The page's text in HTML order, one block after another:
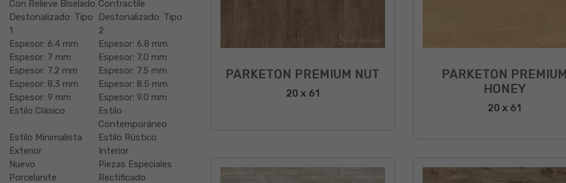
Con Relieve Biselado Contractile
Destonalizado: Tipo
1
Destonalizado: Tipo
2
Espesor: 6.4 mm
Espesor: 6.8 mm
Espesor: 7 mm
Espesor: 7.0 mm
Espesor: 7.2 mm
Espesor: 7.5 mm
Espesor: 8.3 mm
Espesor: 8.5 mm
Espesor: 9 mm
Espesor: 9.0 mm
Estilo Clásico
Estilo
Contemporáneo
Estilo Minimalista
Estilo Rústico
Exterior
Interior
Nuevo
Piezas Especiales
Porcelanite
Rectificado
PARKETON PREMIUM NUT
20 x 61
PARKETON PREMIUM
HONEY
20 x 61